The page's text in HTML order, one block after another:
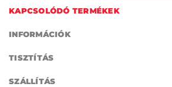
KAPCSOLÓDÓ TERMÉKEK
INFORMÁCIÓK
TISZTÍTÁS
SZÁLLÍTÁS